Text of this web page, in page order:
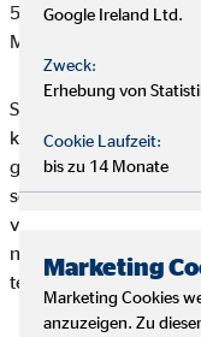
50667 Köln
Mail:
Sofern im Falle einer
keine einvernehmliche
gefunden werden
sofern die
verpflichtet, an einem
nachstehenden
teilzunehmen:
Google Ireland Ltd.
Zweck:
Erhebung von
Cookie Laufzeit:
bis zu 14 Monate
Marketing
Marketing Cookies
anzuzeigen. Zu